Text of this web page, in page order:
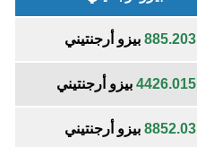
885.203 بيزو أرجنتيني
4426.015 بيزو أرجنتيني
8852.03 بيزو أرجنتيني